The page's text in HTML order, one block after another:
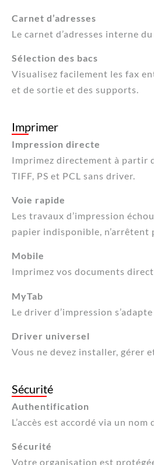
Carnet d’adresses
Le carnet d’adresses interne
Sélection des bacs
Visualisez facilement les fax
et de sortie et des supports.
Imprimer
Impression directe
Imprimez directement à partir
TIFF, PS et PCL sans driver.
Voie rapide
Les travaux d’impression
papier indisponible, n’arrêtent
Mobile
Imprimez vos documents
MyTab
Le driver d’impression
Driver universel
Vous ne devez installer, gérer
Sécurité
Authentification
L’accès est accordé via un
Sécurité
Votre organisation est